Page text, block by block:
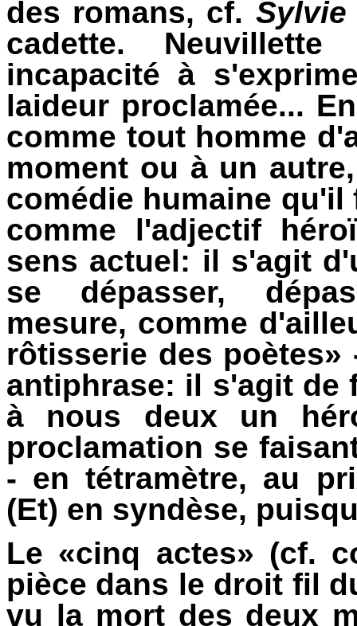
des romans, cf. Sylvie
cadette.
incapacité à
laideur proclamée...
comme tout homme
moment ou à un
comédie humaine qu'il
comme l'adjectif
sens actuel: il s'agit
se dépasser,
mesure, comme
rôtisserie des
antiphrase: il s'agit de
à nous deux un
proclamation se
- en tétramètre, au
(Et) en syndèse,
Le «cinq actes» (cf.
pièce dans le droit fil
vu la mort des deux